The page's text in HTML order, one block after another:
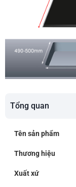
Tổng quan
Tên sản phẩm
Thương hiệu
Xuất xứ